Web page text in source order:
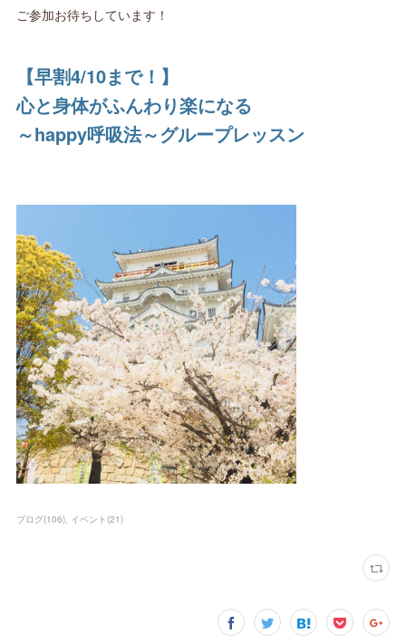
ご参加お待ちしています！
【早割4/10まで！】
心と身体がふんわり楽になる
～happy呼吸法～グループレッスン
ブログ(106) イベント (21)